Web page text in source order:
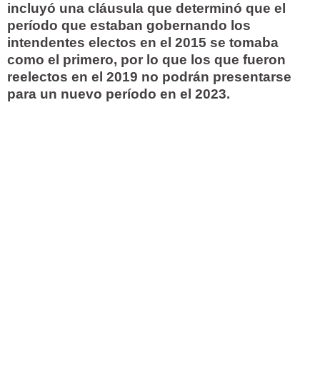
incluyó una cláusula que determinó que el
período que estaban gobernando los
intendentes electos en el 2015 se tomaba
como el primero, por lo que los que fueron
reelectos en el 2019 no podrán presentarse
para un nuevo período en el 2023.